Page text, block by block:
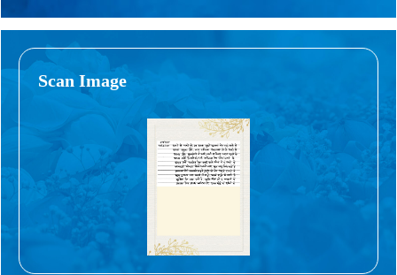
Scan Image